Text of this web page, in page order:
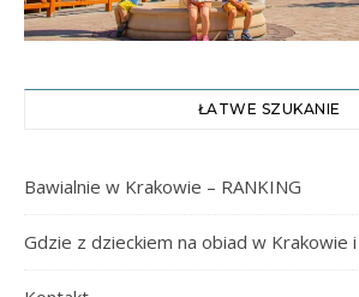
ŁATWE SZUKANIE
Bawialnie w Krakowie – RANKING
Gdzie z dzieckiem na obiad w Krakowie i